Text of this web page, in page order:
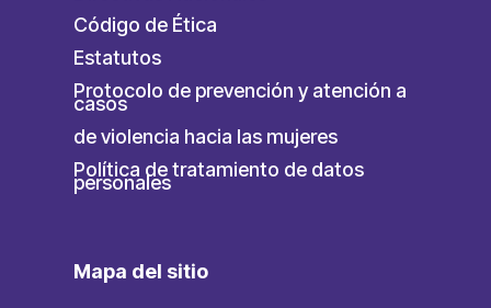
Código de Ética
Estatutos
Protocolo de prevención y atención a
casos
de violencia hacia las mujeres
Política de tratamiento de datos
personales
Mapa del sitio